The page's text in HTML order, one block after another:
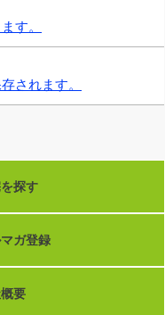
す。
されます。
探す
ガ登録
要